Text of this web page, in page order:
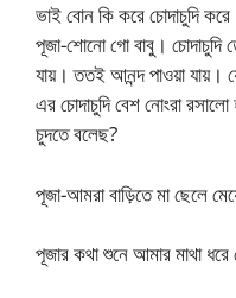
ভাই বোন কি করে চোদাচুদি
পূজা-শোনো গো বাবু। চোদাচুদি
যায়। ততই আনন্দ পাওয়া যায়।
এর চোদাচুদি বেশ নোংরা
চুদতে বলেছ?
পূজা-আমরা বাড়িতে মা ছেলে
পূজার কথা শুনে আমার মাথা